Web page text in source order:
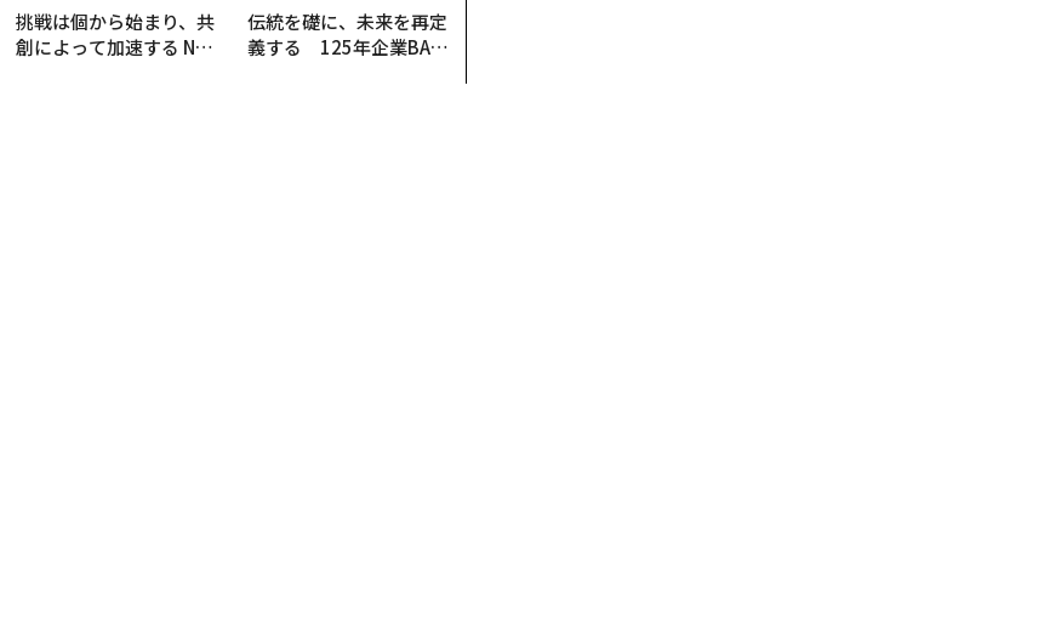
挑戦は個から始まり、共
創によって加速する NOR
伝統を礎に、未来を再定
義する 125年企業BAT